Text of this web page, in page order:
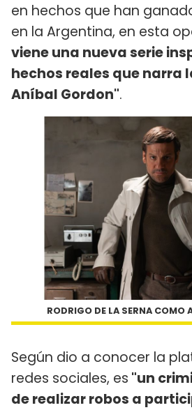
en hechos que han
en la Argentina, en esta
viene una nueva serie
hechos reales que narra
Aníbal Gordon".
RODRIGO DE LA SERNA COMO
Según dio a conocer la
redes sociales, es "un
de realizar robos a